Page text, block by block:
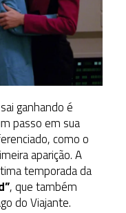
ganhando é
passo em sua
como o
aparição. A
temporada da
, que também
do Viajante.